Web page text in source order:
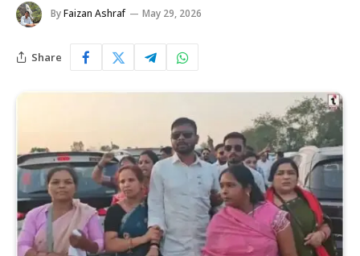
ByFaizan Ashraf May 29, 2026
Share